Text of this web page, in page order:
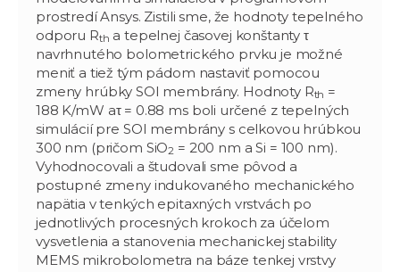
prostredí Ansys. Zistili sme, že hodnoty tepelného
odporu Rth a tepelnej časovej konštanty τ
navrhnutého bolometrického prvku je možné
meniť a tiež tým pádom nastaviť pomocou
zmeny hrúbky SOI membrány. Hodnoty Rth =
188 K/mW aτ = 0.88 ms boli určené z tepelných
simulácií pre SOI membrány s celkovou hrúbkou
300 nm (pričom SiO2 = 200 nm a Si = 100 nm).
Vyhodnocovali a študovali sme pôvod a
postupné zmeny indukovaného mechanického
napätia v tenkých epitaxných vrstvách po
jednotlivých procesných krokoch za účelom
vysvetlenia a stanovenia mechanickej stability
MEMS mikrobolometra na báze tenkej vrstvy